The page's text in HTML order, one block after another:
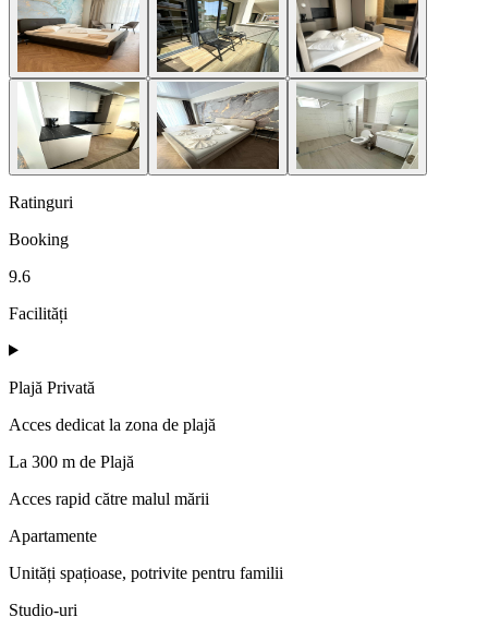
Ratinguri
Booking
9.6
Facilități
Plajă Privată
Acces dedicat la zona de plajă
La 300 m de Plajă
Acces rapid către malul mării
Apartamente
Unități spațioase, potrivite pentru familii
Studio-uri